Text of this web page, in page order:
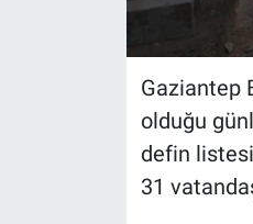
Gaziantep
olduğu
defin
31